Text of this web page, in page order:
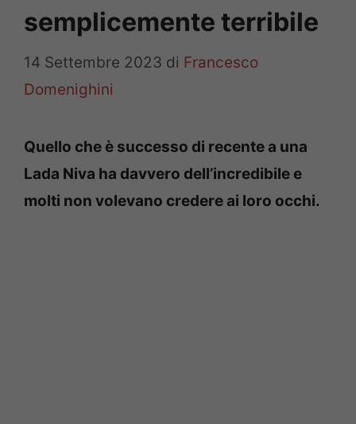
semplicemente terribile
14 Settembre 2023 di Francesco
Domenighini
Quello che è successo di recente a una
Lada Niva ha davvero dell’incredibile e
molti non volevano credere ai loro occhi.